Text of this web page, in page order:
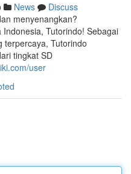
News
Discuss
menyenangkan?
Tutorindo! Sebagai
terpercaya, Tutorindo
tingkat SD
user